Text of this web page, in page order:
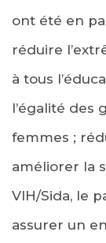
ont été en
réduire
à tous
l’égalité des
femmes ;
améliorer la
VIH/Sida, le
assurer un